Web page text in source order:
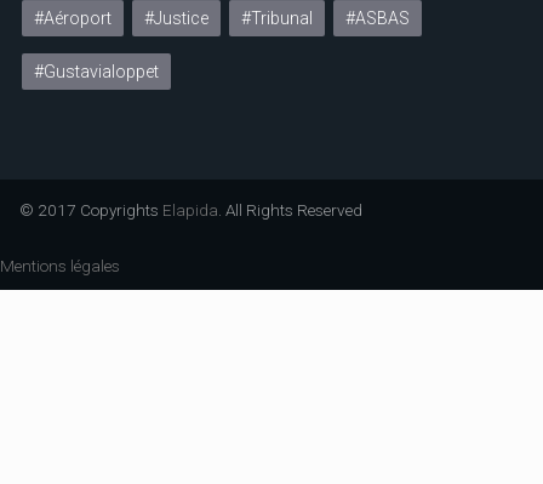
#Aéroport #Justice #Tribunal #ASBAS
#Gustavialoppet
© 2017 Copyrights Elapida . All Rights Reserved
Mentions légales